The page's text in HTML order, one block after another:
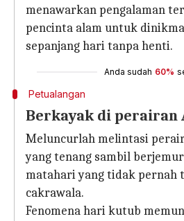
menawarkan pengalaman
pencinta alam untuk
sepanjang hari tanpa henti.
Anda sudah 60%
Petualangan
Berkayak di
Meluncurlah melintasi
yang tenang sambil
matahari yang tidak pernah
cakrawala.
Fenomena hari kutub